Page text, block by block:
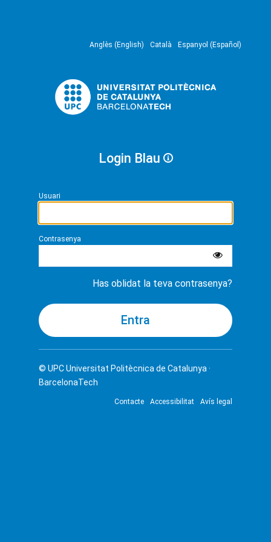
Anglès (English) Català Espanyol (Español)
Login Blau
Usuari
Contrasenya
Has oblidat la teva contrasenya?
© UPCUniversitat Politècnica de Catalunya ·
BarcelonaTech
Contacte Accessibilitat Avís legal